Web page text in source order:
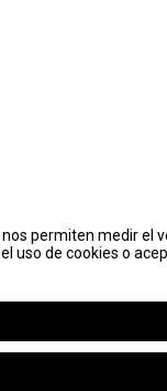
permiten medir el
uso de cookies o